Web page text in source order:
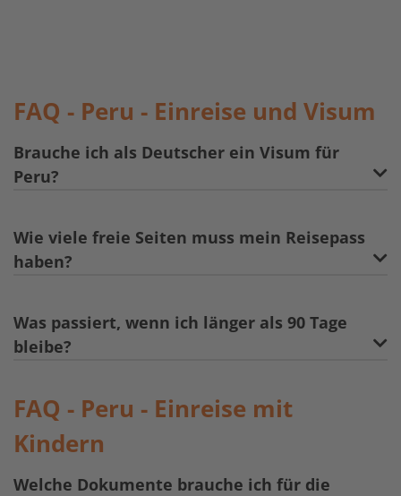
FAQ - Peru - Einreise und Visum
Brauche ich als Deutscher ein Visum für
Peru?
Wie viele freie Seiten muss mein Reisepass
haben?
Was passiert, wenn ich länger als 90 Tage
bleibe?
FAQ - Peru - Einreise mit
Kindern
Welche Dokumente brauche ich für die